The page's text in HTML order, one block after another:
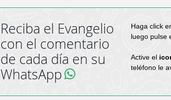
Reciba el Evangelio
con el comentario
de cada día en su
WhatsApp
Haga click
luego pulse
Active el
teléfono le